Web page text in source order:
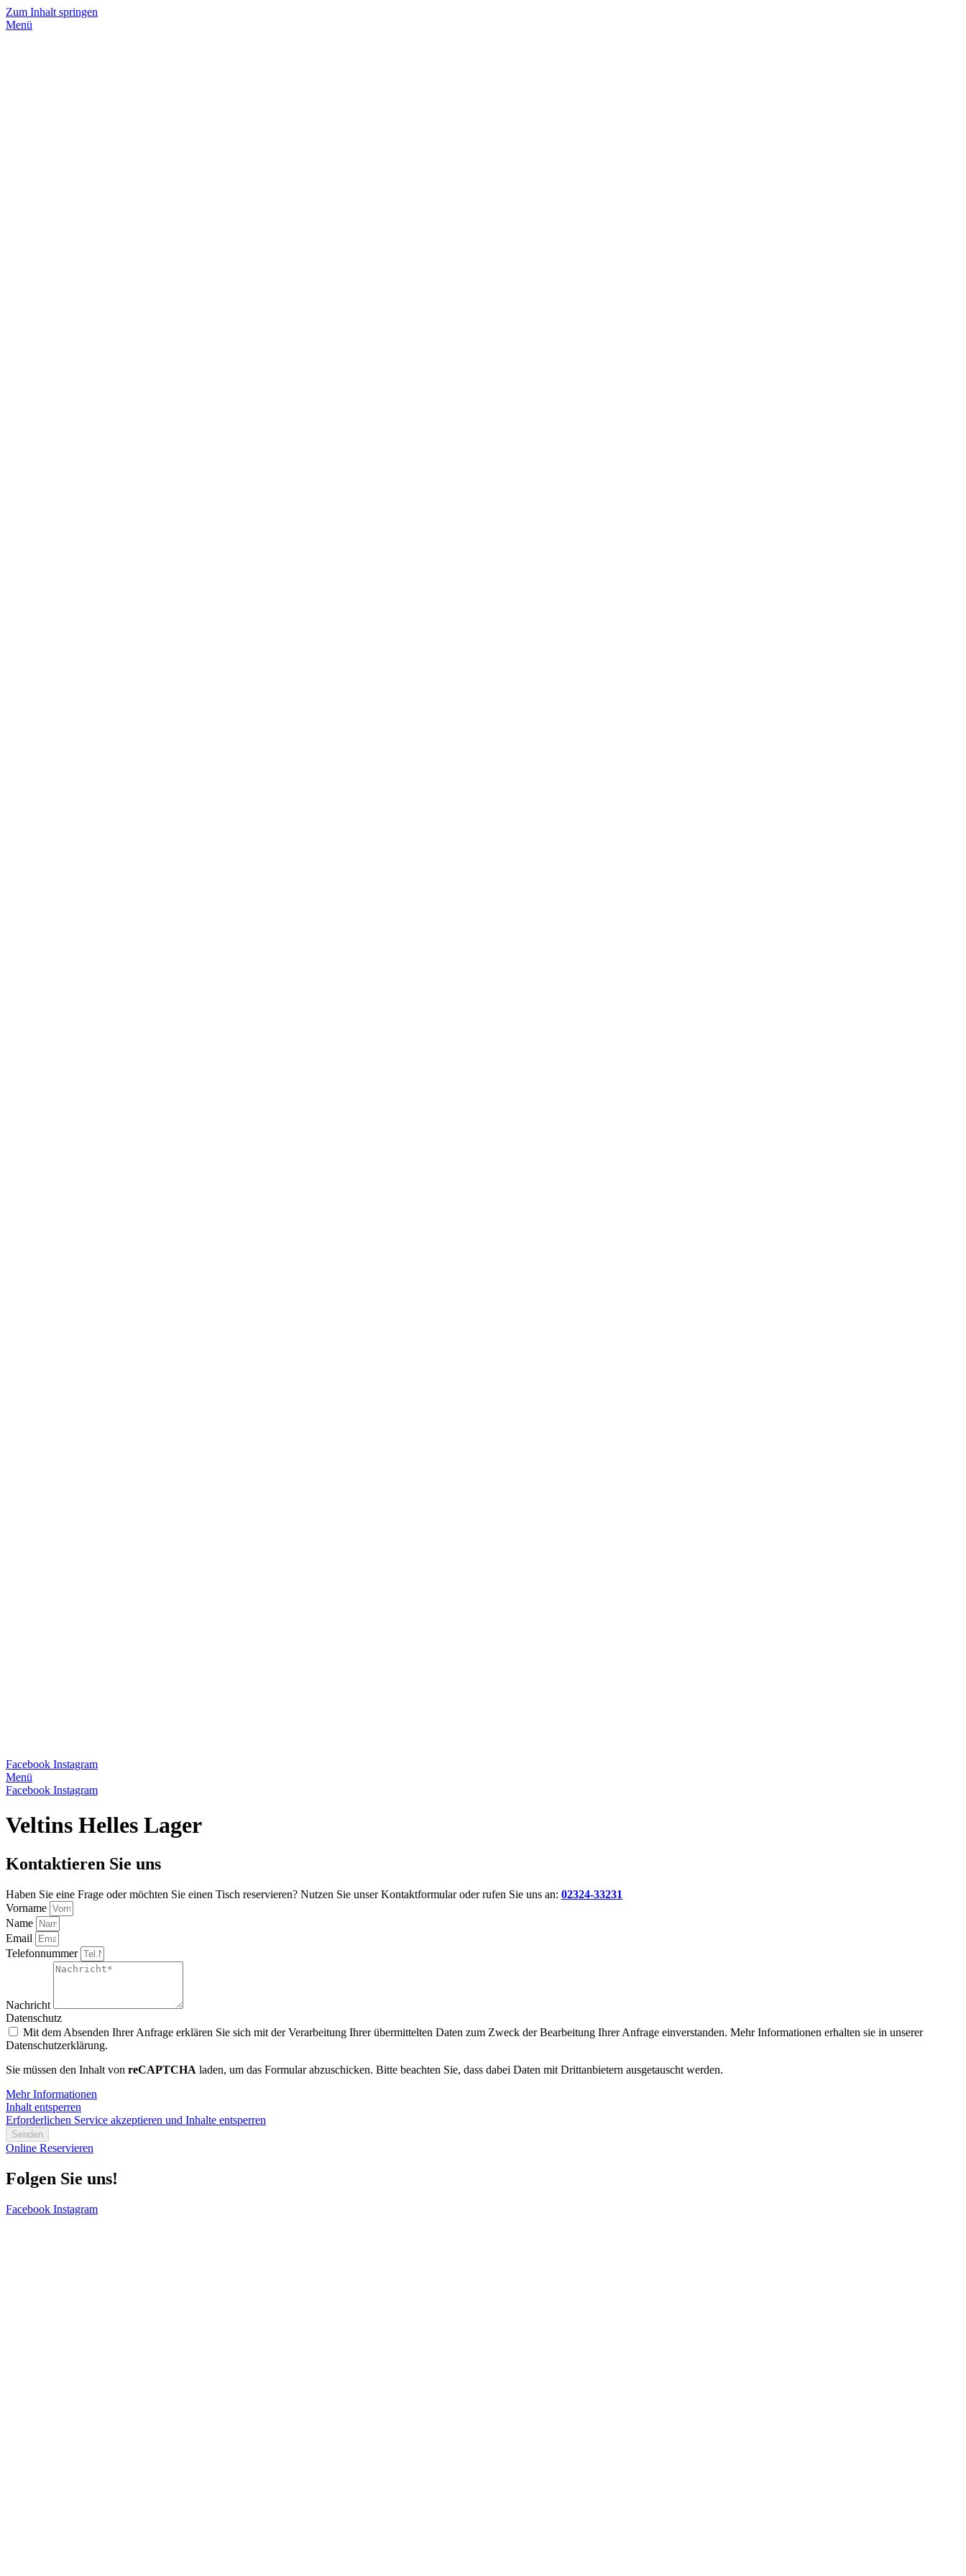
Zum Inhalt springen
Menü
Facebook Instagram
Menü
Facebook Instagram
Veltins Helles Lager
Kontaktieren Sie uns
Haben Sie eine Frage oder möchten Sie einen Tisch reservieren? Nutzen Sie unser Kontaktformular oder rufen Sie uns an: 02324-33231
Vorname
Name
Email
Telefonnummer
Nachricht
Datenschutz
Mit dem Absenden Ihrer Anfrage erklären Sie sich mit der Verarbeitung Ihrer übermittelten Daten zum Zweck der Bearbeitung Ihrer Anfrage einverstanden. Mehr Informationen erhalten sie in unserer
Datenschutzerklärung.
Sie müssen den Inhalt von reCAPTCHA laden, um das Formular abzuschicken. Bitte beachten Sie, dass dabei Daten mit Drittanbietern ausgetauscht werden.
Mehr Informationen
Inhalt entsperren
Erforderlichen Service akzeptieren und Inhalte entsperren
Senden
Online Reservieren
Folgen Sie uns!
Facebook Instagram